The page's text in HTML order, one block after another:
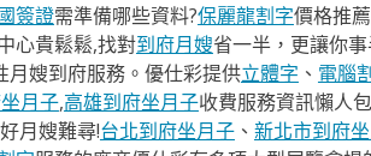
簽證需準備哪些資料?保麗龍割字價格推
心貴鬆鬆,找對到府月嫂省一半，更讓你
月嫂到府服務。優仕彩提供立體字 、 電腦
月子,高雄到府坐月子收費服務資訊懶人
月嫂難尋!台北到府坐月子、 新北市到府